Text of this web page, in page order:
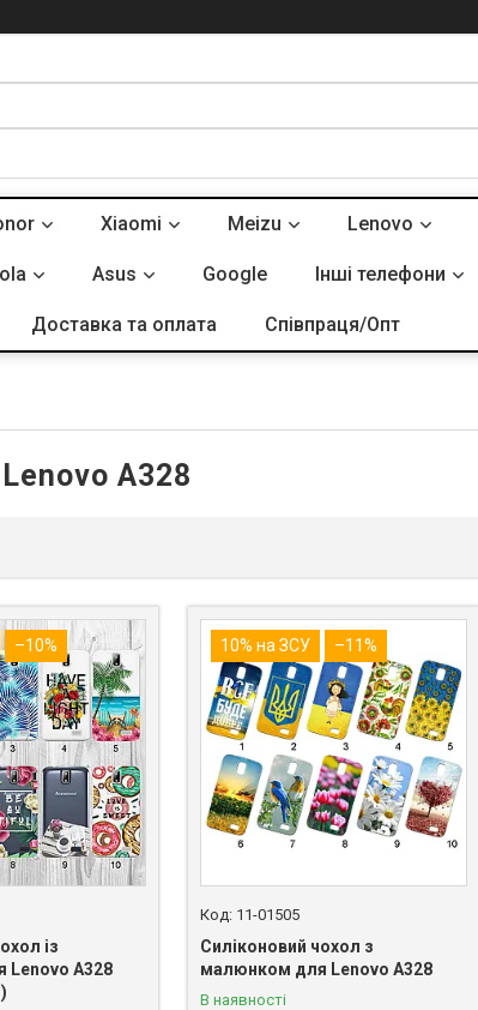
Xiaomi Meizu Lenovo
Asus Google Інші телефони
Доставка та оплата Співпраця/Опт
A328
–10%
із
A328
10% на ЗСУ –11%
11-01505
Силіконовий чохол з
малюнком для Lenovo A328
В наявності